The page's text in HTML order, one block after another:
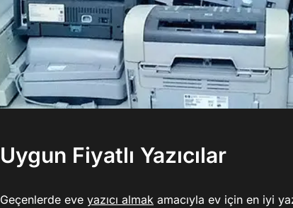
Uygun Fiyatlı Yazıcılar
Geçenlerde eve yazıcı almak amacıyla ev için en iyi